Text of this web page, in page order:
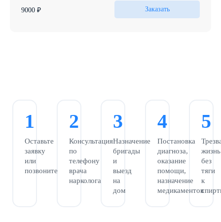
Курс кодирования с привлечением членов семьи для создания
поддерживающей среды и предотвращения рецидивов.
Для пациентов, желающих вовлечь семью в процесс лечения
и повысить эффективность кодирования.
9000 ₽
Заказать
1
Оставьте
заявку
или
позвоните
2
Консультация
по
телефону
врача
нарколога
3
Назначение
бригады
и
выезд
на
дом
4
Постановка
диагноза,
оказание
помощи,
назначение
медикаментов
5
жизнь
без
тяги
к